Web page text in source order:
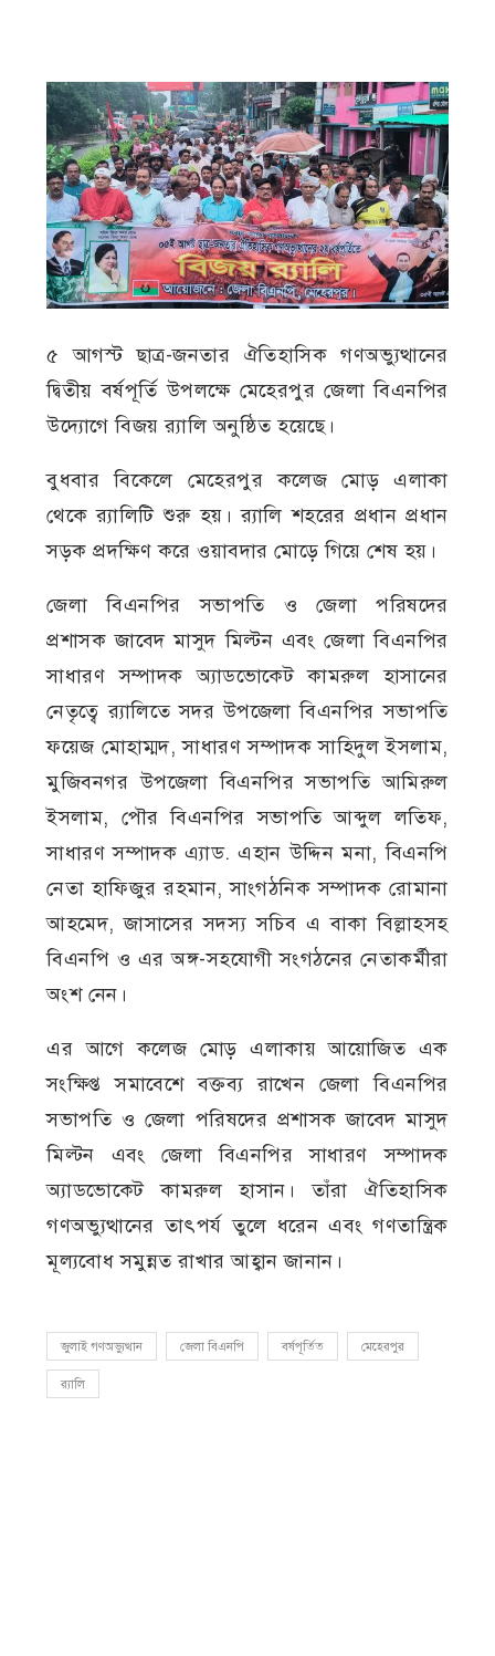
৫ আগস্ট ছাত্র-জনতার ঐতিহাসিক গণঅভ্যুত্থানের
দ্বিতীয় বর্ষপূর্তি উপলক্ষে মেহেরপুর জেলা বিএনপির
উদ্যোগে বিজয় র‍্যালি অনুষ্ঠিত হয়েছে।
বুধবার বিকেলে মেহেরপুর কলেজ মোড় এলাকা
থেকে র‍্যালিটি শুরু হয়। র‍্যালি শহরের প্রধান প্রধান
সড়ক প্রদক্ষিণ করে ওয়াবদার মোড়ে গিয়ে শেষ হয়।
জেলা বিএনপির সভাপতি ও জেলা পরিষদের
প্রশাসক জাবেদ মাসুদ মিল্টন এবং জেলা বিএনপির
সাধারণ সম্পাদক অ্যাডভোকেট কামরুল হাসানের
নেতৃত্বে র‍্যালিতে সদর উপজেলা বিএনপির সভাপতি
ফয়েজ মোহাম্মদ, সাধারণ সম্পাদক সাহিদুল ইসলাম,
মুজিবনগর উপজেলা বিএনপির সভাপতি আমিরুল
ইসলাম, পৌর বিএনপির সভাপতি আব্দুল লতিফ,
সাধারণ সম্পাদক এ্যাড. এহান উদ্দিন মনা, বিএনপি
নেতা হাফিজুর রহমান, সাংগঠনিক সম্পাদক রোমানা
আহমেদ, জাসাসের সদস্য সচিব এ বাকা বিল্লাহসহ
বিএনপি ও এর অঙ্গ-সহযোগী সংগঠনের নেতাকর্মীরা
অংশ নেন।
এর আগে কলেজ মোড় এলাকায় আয়োজিত এক
সংক্ষিপ্ত সমাবেশে বক্তব্য রাখেন জেলা বিএনপির
সভাপতি ও জেলা পরিষদের প্রশাসক জাবেদ মাসুদ
মিল্টন এবং জেলা বিএনপির সাধারণ সম্পাদক
অ্যাডভোকেট কামরুল হাসান। তাঁরা ঐতিহাসিক
গণঅভ্যুত্থানের তাৎপর্য তুলে ধরেন এবং গণতান্ত্রিক
মূল্যবোধ সমুন্নত রাখার আহ্বান জানান।
জুলাই গণঅভ্যুত্থান জেলা বিএনপি বর্ষপূর্তিত মেহেরপুর
র‍্যালি